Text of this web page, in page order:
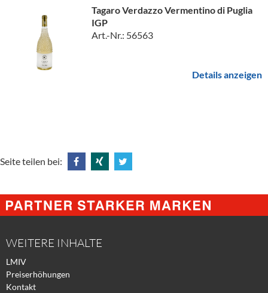
Tagaro Verdazzo Vermentino di Puglia
IGP
Art.-Nr.: 56563
Details anzeigen
Seite teilen bei:
@
Facebook
@
Xing
@
Twitter
WEITERE INHALTE
LMIV
Preiserhöhungen
Kontakt